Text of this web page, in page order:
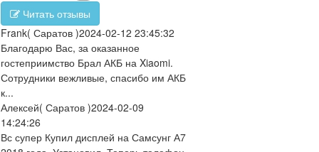
Читать отзывы
Frank( Саратов )2024-02-12 23:45:32
Благодарю Вас, за оказанное
гостеприимство Брал АКБ на Xiaomi.
Сотрудники вежливые, спасибо им АКБ
к...
Алексей( Саратов )2024-02-09
14:24:26
Вс супер Купил дисплей на Самсунг А7